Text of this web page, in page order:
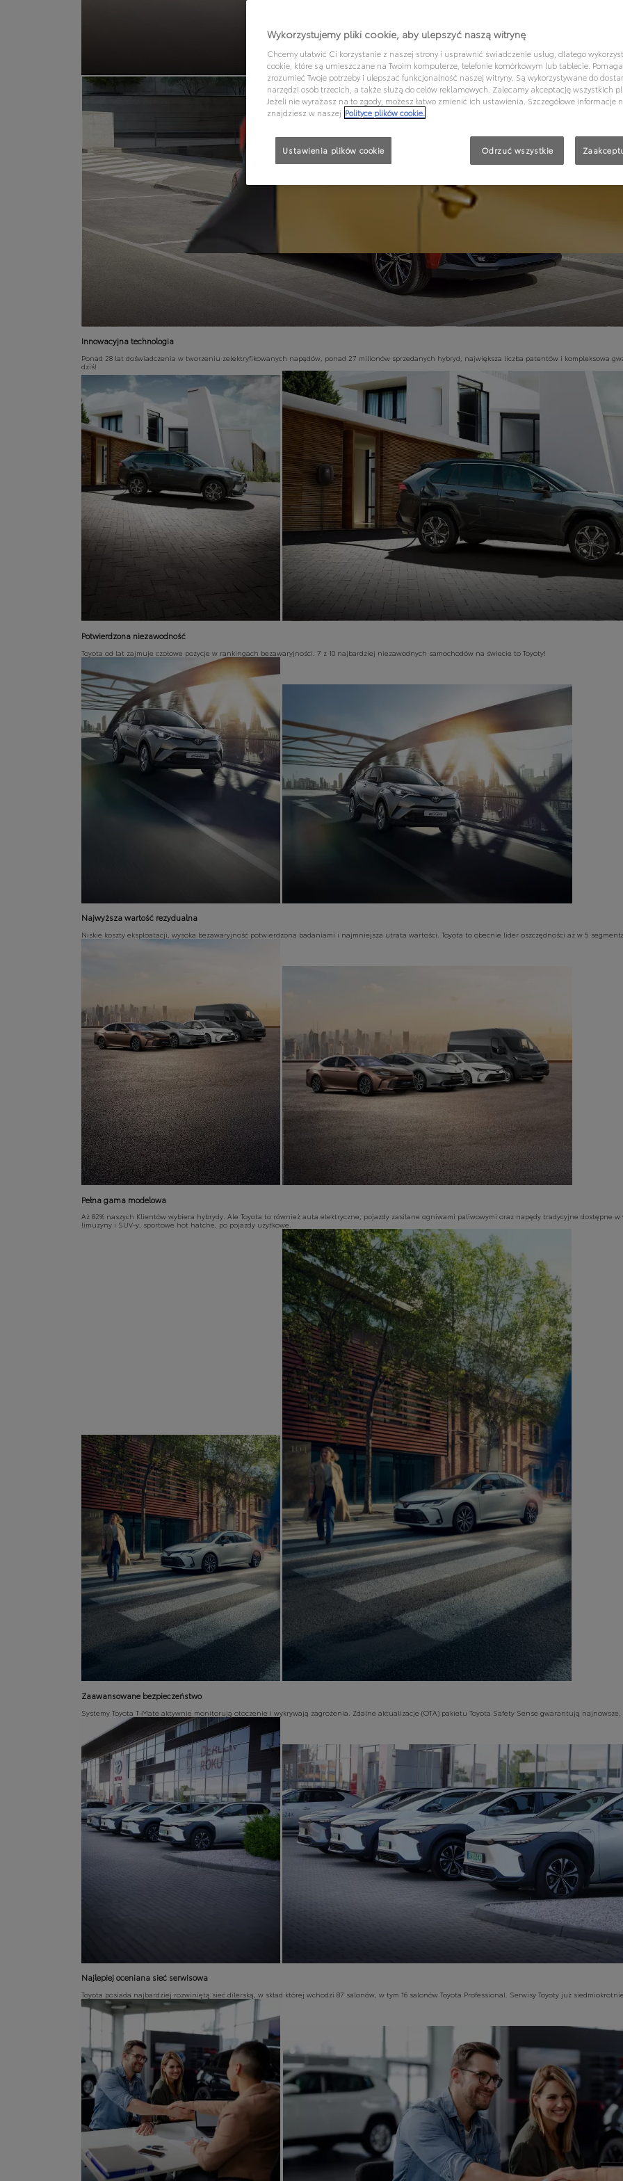
Innowacyjna technologia
Ponad 28 lat doświadczenia w tworzeniu zelektryfikowanych napędów, ponad 27 milionów sprzedanych hybryd, największa liczba patentów i kompleksowa
dziś!
Potwierdzona niezawodność
Toyota od lat zajmuje czołowe pozycje w rankingach bezawaryjności. 7 z 10 najbardziej niezawodnych samochodów na świecie to Toyoty!
Najwyższa wartość rezydualna
Niskie koszty eksploatacji, wysoka bezawaryjność potwierdzona badaniami i najmniejsza utrata wartości. Toyota to obecnie lider oszczędności aż w 5
Pełna gama modelowa
Aż 82% naszych Klientów wybiera hybrydy. Ale Toyota to również auta elektryczne, pojazdy zasilane ogniwami paliwowymi oraz napędy tradycyjne dostępne
limuzyny i SUV-y, sportowe hot hatche, po pojazdy użytkowe.
Zaawansowane bezpieczeństwo
Systemy Toyota T-Mate aktywnie monitorują otoczenie i wykrywają zagrożenia. Zdalne aktualizacje (OTA) pakietu Toyota Safety Sense gwarantują
Najlepiej oceniana sieć serwisowa
Toyota posiada najbardziej rozwiniętą sieć dilerską, w skład której wchodzi 87 salonów, w tym 16 salonów Toyota Professional. Serwisy Toyoty już
Wykorzystujemy pliki cookie, aby ulepszyć naszą witrynę
Chcemy ułatwić Ci korzystanie z naszej strony i usprawnić świadczenie usług, dlatego
cookie, które są umieszczane na Twoim komputerze, telefonie komórkowym lub tablecie.
zrozumieć Twoje potrzeby i ulepszać funkcjonalność naszej witryny. Są wykorzystywane do
narzędzi osób trzecich, a także służą do celów reklamowych. Zalecamy akceptację wszystkich
Jeżeli nie wyrażasz na to zgody, możesz łatwo zmienić ich ustawienia. Szczegółowe informacje
znajdziesz w naszej Polityce plików cookie.
Ustawienia plików cookie Odrzuć wszystkie